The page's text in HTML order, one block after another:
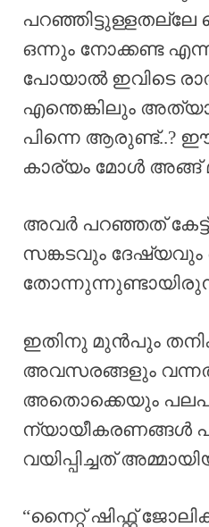
പറഞ്ഞിട്ടുള്ളതല്ലേ
ഒന്നും നോക്കണ്ട
പോയാൽ ഇവിടെ
എന്തെങ്കിലും
പിന്നെ ആരുണ്ട്..?
കാര്യം മോൾ അങ്ങ്
അവർ പറഞ്ഞത്
സങ്കടവും ദേഷ്യവും
ഇതിനു മുൻപും
അവസരങ്ങളും
അതൊക്കെയും
ന്യായീകരണങ്ങൾ
വയിപ്പിച്ചത്
“നൈറ്റ് ഷിഫ്റ്റ്